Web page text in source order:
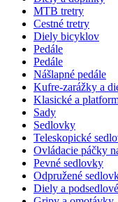
MTB tretry
Cestné tretry
Diely bicyklov
Pedále
Pedále
Nášlapné pedále
Kufre-zarážky a
Klasické a
Sady
Sedlovky
Teleskopické
Ovládacie páčky
Pevné sedlovky
Odpružené
Diely a